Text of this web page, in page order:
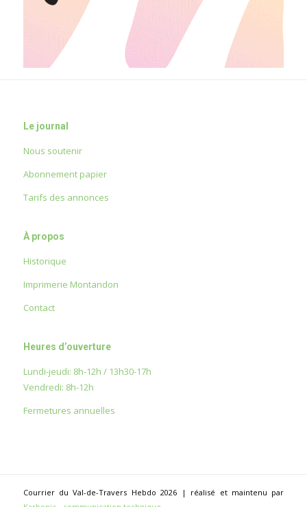
Le journal
Nous soutenir
Abonnement papier
Tarifs des annonces
À propos
Historique
Imprimerie Montandon
Contact
Heures d’ouverture
Lundi-jeudi: 8h-12h / 13h30-17h
Vendredi: 8h-12h
Fermetures annuelles
Courrier du Val-de-Travers Hebdo 2026 | réalisé et maintenu par